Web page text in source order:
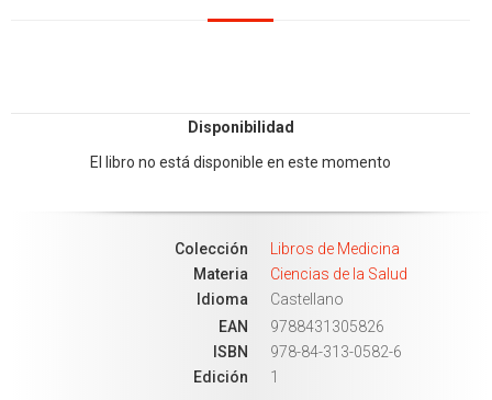
Disponibilidad
El libro no está disponible en este momento
Colección
Libros de Medicina
Materia
Ciencias de la Salud
Idioma
Castellano
EAN
9788431305826
ISBN
978-84-313-0582-6
Edición
1